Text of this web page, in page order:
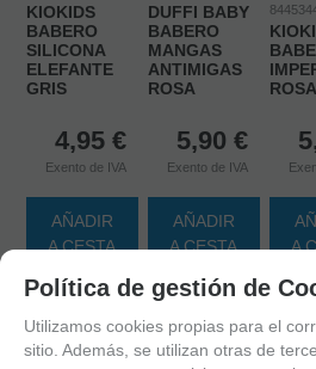
KIOKIDS
BABERO
SILICONA
ELEFANTE
GRIS
4,95 €
Exento de IVA
AÑADIR
A CESTA
DUFFI BABY
BABERO
MANGAS
ANTIMIGAS
ROSA
5,90 €
Exento de IVA
AÑADIR
A CESTA
ROSA
A
Política de gestión de
Utilizamos cookies propias para el
sitio. Además, se utilizan otras de